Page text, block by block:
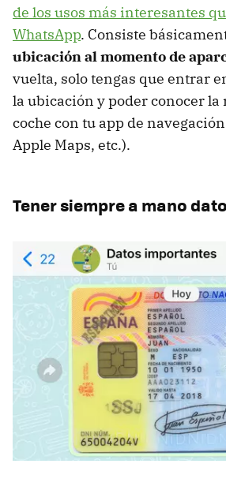
de los usos más interesantes
WhatsApp. Consiste
ubicación al momento de
vuelta, solo tengas que entrar
la ubicación y poder conocer la
coche con tu app de
Apple Maps, etc.).
Tener siempre a mano